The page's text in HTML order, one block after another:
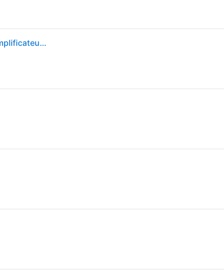
Fender Mustang Micro Amplificateur pour Guitare, Amplificateur Casque Tout-en-Un avec 12 Modèles d'Amplis, 12 Effets, Streaming Audio Bluetooth, EQ Réglable